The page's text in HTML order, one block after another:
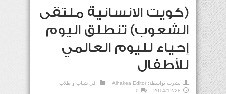
(كويت الانسانية ملتقى
الشعوب) تنطلق اليوم
إحياء لليوم العالمي
للأطفال
نشرت بواسطة: Alhakea Editor في شباب و طلاب
2014/12/28
0